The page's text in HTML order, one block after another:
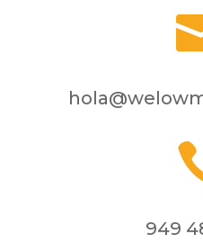
949